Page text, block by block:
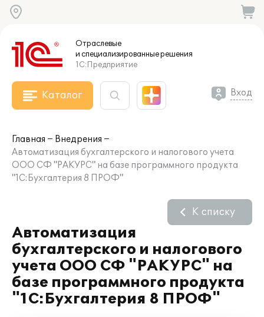
Отраслевые
и специализированныерешения
1С:Предприятие
Каталог Вход
Главная
Внедрения
Автоматизация бухгалтерского и налогового учета
ООО СФ "РАКУРС" на базе программного продукта
"1С:Бухгалтерия 8 ПРОФ"
Автоматизация
бухгалтерского и налогового
учета ООО СФ "РАКУРС" на
базе программного продукта
"1С:Бухгалтерия 8 ПРОФ"
К списку